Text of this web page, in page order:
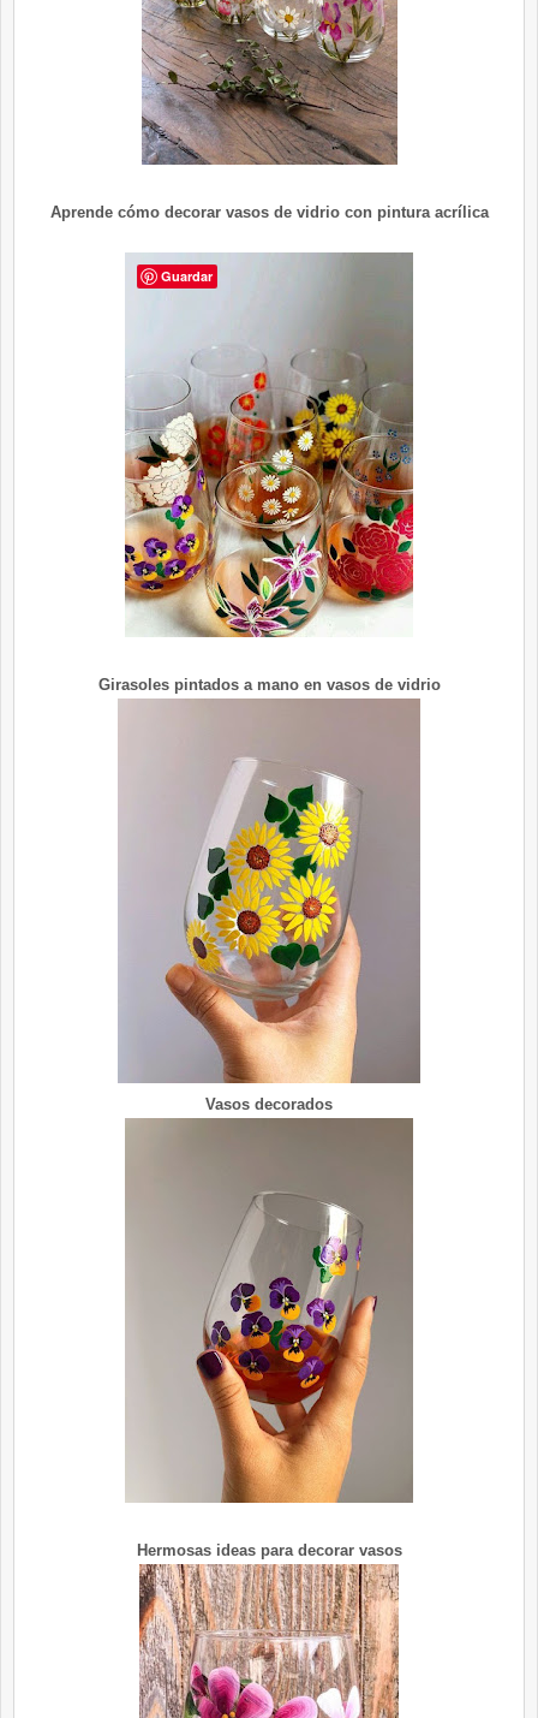
Aprende cómo decorar vasos de vidrio con pintura acrílica
Girasoles pintados a mano en vasos de vidrio
Vasos decorados
Hermosas ideas para decorar vasos
Guardar